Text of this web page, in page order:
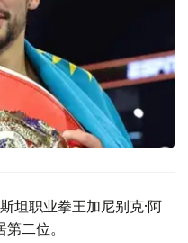
坦职业拳王加尼别克·阿
二位。